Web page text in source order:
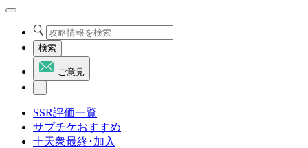
検索
ご意見
SSR評価一覧
サプチケおすすめ
十天衆最終･加入